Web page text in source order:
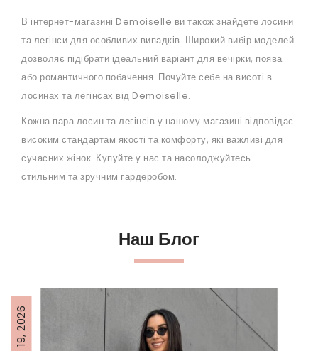
В інтернет-магазині Demoiselle ви також знайдете лосини
та легінси для особливих випадків. Широкий вибір моделей
дозволяє підібрати ідеальний варіант для вечірки, поява
або романтичного побачення. Почуйте себе на висоті в
лосинах та легінсах від Demoiselle.
Кожна пара лосин та легінсів у нашому магазині відповідає
високим стандартам якості та комфорту, які важливі для
сучасних жінок. Купуйте у нас та насолоджуйтесь
стильним та зручним гардеробом.
Наш Блог
19, 2026